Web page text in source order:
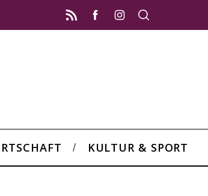
KULTUR & SPORT